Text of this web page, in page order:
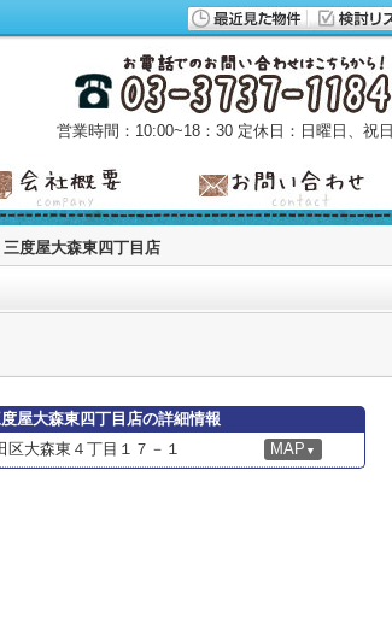
営業時間：10:00~18：30 定休日：日曜日、祝日
度屋大森東四丁目店
屋大森東四丁目店の詳細情報
区大森東４丁目１７－１ MAP ▼